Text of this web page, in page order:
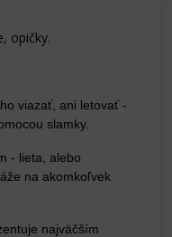
opičky.
viazať, ani letovať -
slamky.
- lieta, alebo
na akomkoľvek
najväčším